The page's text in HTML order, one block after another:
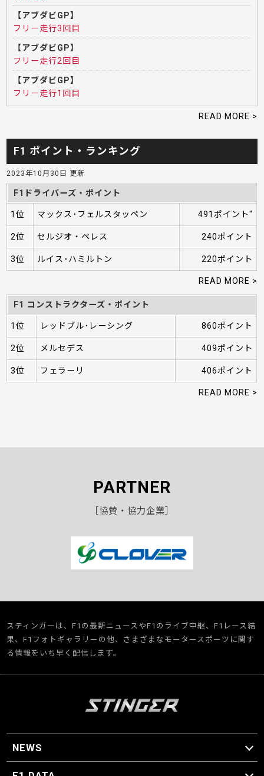
【アブダビGP】
フリー走行3回目
【アブダビGP】
フリー走行2回目
【アブダビGP】
フリー走行1回目
READ MORE >
F1 ポイント・ランキング
2023年10月30日 更新
F1ドライバーズ・ポイント
1位 マックス･フェルスタッペン 491ポイント"
2位 セルジオ・ペレス 240ポイント
3位 ルイス･ハミルトン 220ポイント
READ MORE >
F1 コンストラクターズ・ポイント
1位 レッドブル･レーシング 860ポイント
2位 メルセデス 409ポイント
3位 フェラーリ 406ポイント
READ MORE >
PARTNER
［協賛・協力企業］
スティンガーは、F1の最新ニュースやF1のライブ中継、F1レース結
果、F1フォトギャラリーの他、さまざまなモータースポーツに関す
る情報をいち早く配信します。
NEWS
F1 ニュース